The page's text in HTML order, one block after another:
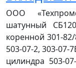
ООО
шатунный
коренной 301-
503-07-2, 303-07-
цилиндра 503-